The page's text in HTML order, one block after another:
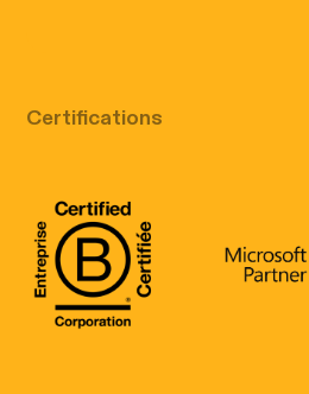
Certifications
B Corp Certification
Microsoft